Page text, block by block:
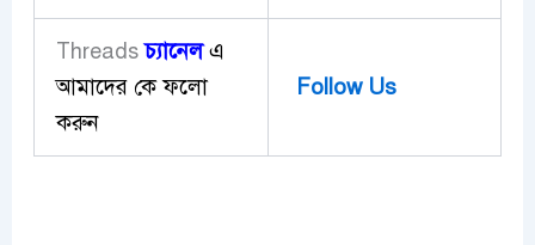
Threadsচ্যানেলএ
আমাদের কে ফলো
করুন
Follow Us